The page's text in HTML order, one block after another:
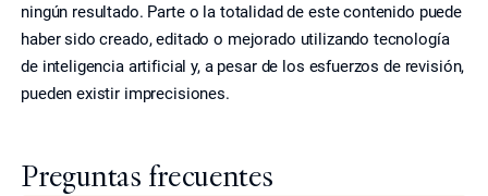
ningún resultado. Parte o la totalidad de este contenido puede
haber sido creado, editado o mejorado utilizando tecnología
de inteligencia artificial y, a pesar de los esfuerzos de revisión,
pueden existir imprecisiones.
Preguntas frecuentes